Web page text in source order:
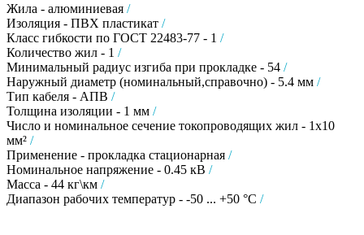
Жила - алюминиевая /
Изоляция - ПВХ пластикат /
Класс гибкости по ГОСТ 22483-77 - 1 /
Количество жил - 1 /
Минимальный радиус изгиба при прокладке - 54 /
Наружный диаметр (номинальный,справочно) - 5.4 мм /
Тип кабеля - АПВ /
Толщина изоляции - 1 мм /
Число и номинальное сечение токопроводящих жил - 1х10
мм² /
Применение - прокладка стационарная /
Номинальное напряжение - 0.45 кВ /
Масса - 44 кг\км /
Диапазон рабочих температур - -50 ... +50 °C /